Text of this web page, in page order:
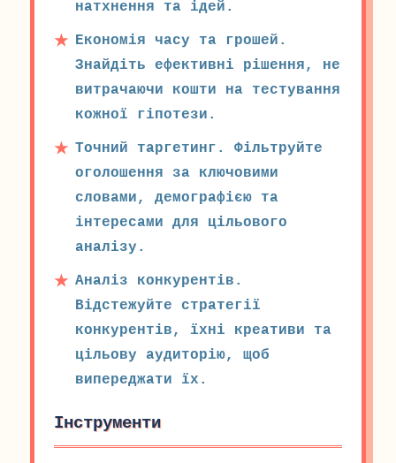
натхнення та ідей.
Економія часу та грошей.
Знайдіть ефективні рішення, не
витрачаючи кошти на тестування
кожної гіпотези.
Точний таргетинг. Фільтруйте
оголошення за ключовими
словами, демографією та
інтересами для цільового
аналізу.
Аналіз конкурентів.
Відстежуйте стратегії
конкурентів, їхні креативи та
цільову аудиторію, щоб
випереджати їх.
Інструменти